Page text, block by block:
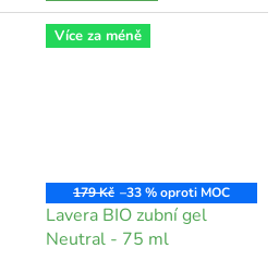
Více za méně
179 Kč –33 %
Lavera BIO zubní gel
Neutral - 75 ml